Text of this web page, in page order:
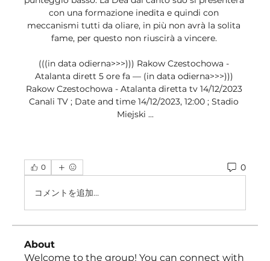
con una formazione inedita e quindi con
meccanismi tutti da oliare, in più non avrà la solita
fame, per questo non riuscirà a vincere.
(((in data odierna>>>))) Rakow Czestochowa -
Atalanta dirett 5 ore fa — (in data odierna>>>)))
Rakow Czestochowa - Atalanta diretta tv 14/12/2023
Canali TV ; Date and time 14/12/2023, 12:00 ; Stadio
Miejski ...
0 0
コメントを追加…
About
Welcome to the group! You can connect with